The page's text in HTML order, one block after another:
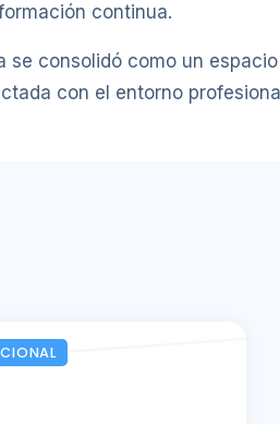
continua.
consolidó como un
con el entorno